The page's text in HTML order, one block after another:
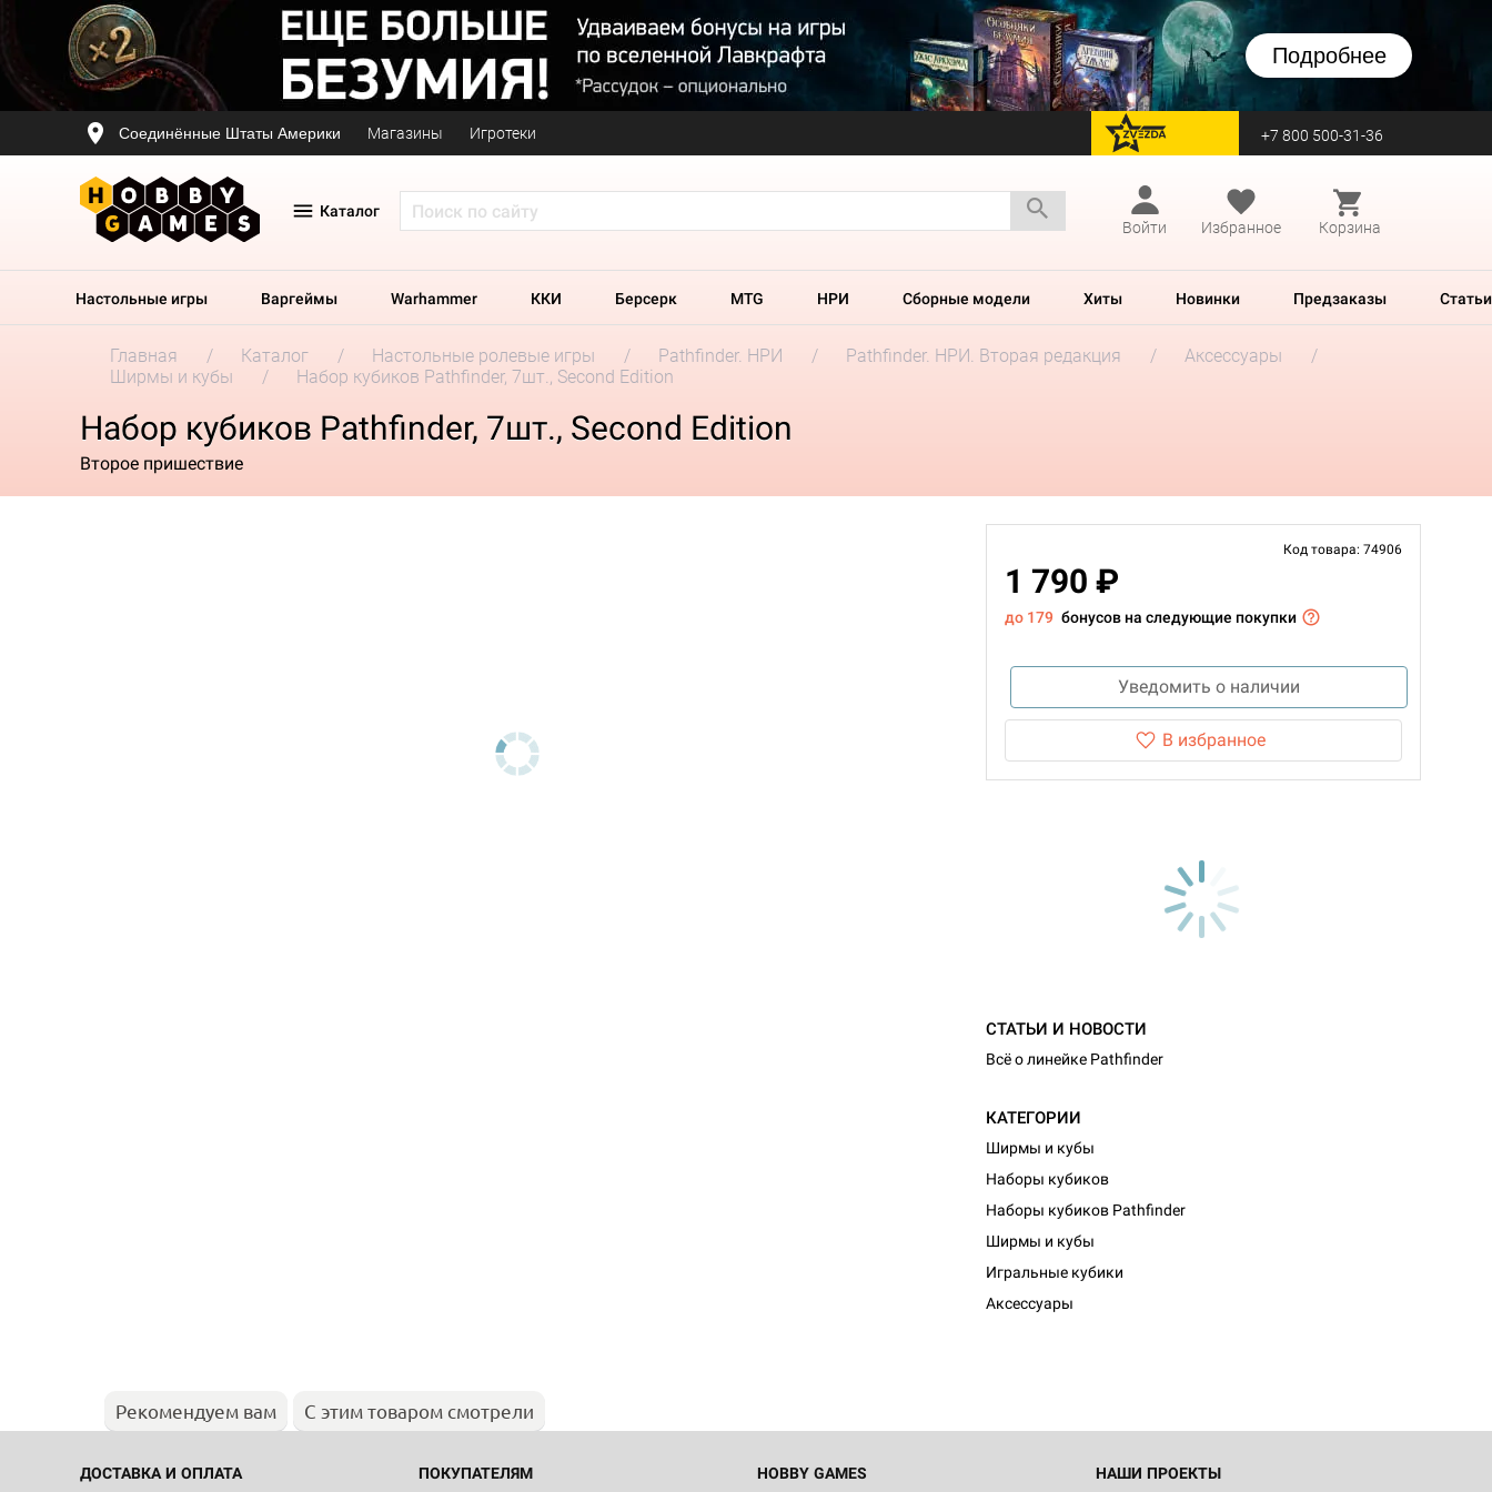
Подробнее
Соединённые Штаты Америки Магазины Игротеки перейти на Zvezda +7 800 500-31-36
Каталог
Войти
Избранное Корзина
Настольные игры Варгеймы Warhammer ККИ Берсерк MTG НРИ Сборные модели Хиты Новинки Предзаказы Статьи
Главная Каталог Настольные ролевые игры Pathfinder. НРИ Pathfinder. НРИ. Вторая редакция
Аксессуары
Ширмы и кубы
Набор кубиков Pathfinder, 7шт., Second Edition
Набор кубиков Pathfinder, 7шт., Second Edition
Второе пришествие
Код товара: 74906
1 790 ₽
до 179 бонусов на следующие покупки
Уведомить о наличии
В избранное
СТАТЬИ И НОВОСТИ
Всё о линейке Pathfinder
КАТЕГОРИИ
Ширмы и кубы
Наборы кубиков
Наборы кубиков Pathfinder
Ширмы и кубы
Игральные кубики
Аксессуары
Рекомендуем вам С этим товаром смотрели
ДОСТАВКА И ОПЛАТА ПОКУПАТЕЛЯМ HOBBY GAMES НАШИ ПРОЕКТЫ